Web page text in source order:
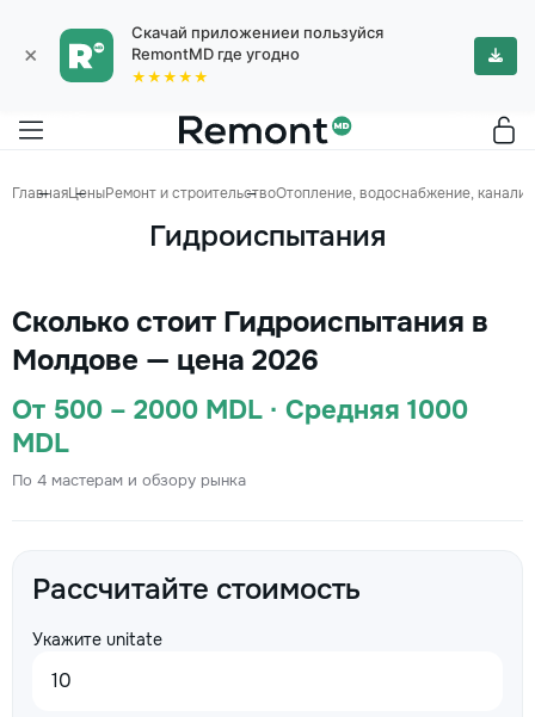
×
Скачай приложениеи пользуйся
RemontMD где угодно
★★★★★
ГлавнаяЦеныРемонт и строительствоОтопление, водоснабжение,
Гидроиспытания
Сколько стоит Гидроиспытания в
Молдове — цена 2026
От 500 – 2000 MDL · Средняя 1000
MDL
По 4 мастерам и обзору рынка
Рассчитайте стоимость
Укажите unitate